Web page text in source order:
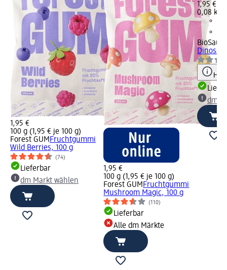
1,95 €
100 g (1,95 € je 100 g)
Forest GUMFruchtgummi
Wild Berries, 100 g
(74)
Lieferbar
dm Markt wählen
1,95 €
100 g (1,95 € je 100 g)
Forest GUMFruchtgummi
Mushroom Magic, 100 g
(110)
Lieferbar
Alle dm Märkte
1,95 €
0,08 kg
dm